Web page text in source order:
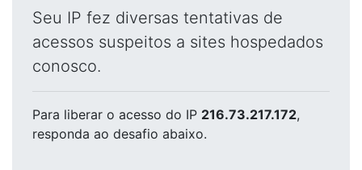
Seu IP fez diversas tentativas de
acessos suspeitos a sites hospedados
conosco.
Para liberar o acesso do IP 216.73.217.172,
responda ao desafio abaixo.